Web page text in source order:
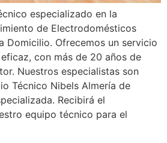
especializado en la
de Electrodomésticos
Domicilio. Ofrecemos un servicio
con más de 20 años de
Nuestros especialistas son
Técnico Nibels Almería de
Recibirá el
equipo técnico para el